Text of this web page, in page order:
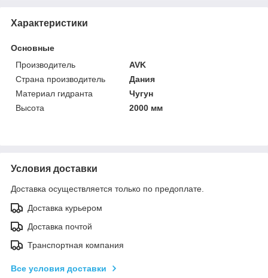
Характеристики
Основные
Производитель
AVK
Страна производитель
Дания
Материал гидранта
Чугун
Высота
2000 мм
Условия доставки
Доставка осуществляется только по предоплате.
Доставка курьером
Доставка почтой
Транспортная компания
Все условия доставки